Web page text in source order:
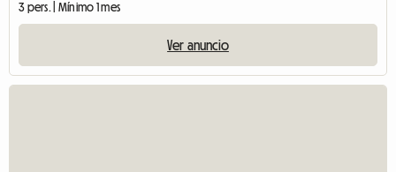
3 pers. | Mínimo 1 mes
Ver anuncio